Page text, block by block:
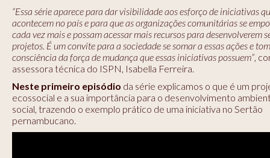
“Essa série aparece para dar visibilidade aos esforço de iniciativas
acontecem no país e para que as organizações comunitárias se
cada vez mais e possam acessar mais recursos para desenvolverem
projetos. É um convite para a sociedade se somar a essas ações e
consciência da força de mudança que essas iniciativas possuem”,
assessora técnica do ISPN, Isabella Ferreira.
Neste primeiro episódio da série explicamos o que é um
ecossocial e a sua importância para o desenvolvimento
social, trazendo o exemplo prático de uma iniciativa no Sertão
pernambucano.